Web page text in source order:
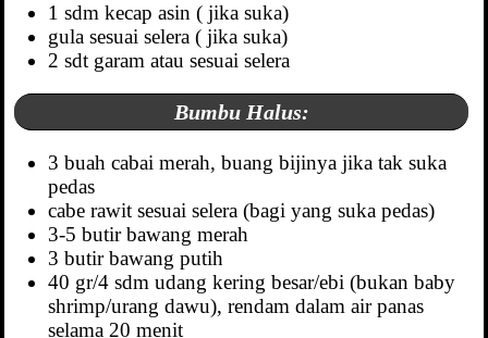
1 sdm kecap asin ( jika suka)
gula sesuai selera ( jika suka)
2 sdt garam atau sesuai selera
Bumbu Halus:
3 buah cabai merah, buang bijinya jika tak suka
pedas
cabe rawit sesuai selera (bagi yang suka pedas)
3-5 butir bawang merah
3 butir bawang putih
40 gr/4 sdm udang kering besar/ebi (bukan baby
shrimp/urang dawu), rendam dalam air panas
selama 20 menit